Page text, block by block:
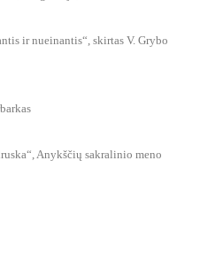
ir nueinantis“, skirtas V. Grybo
Anykščių sakralinio meno